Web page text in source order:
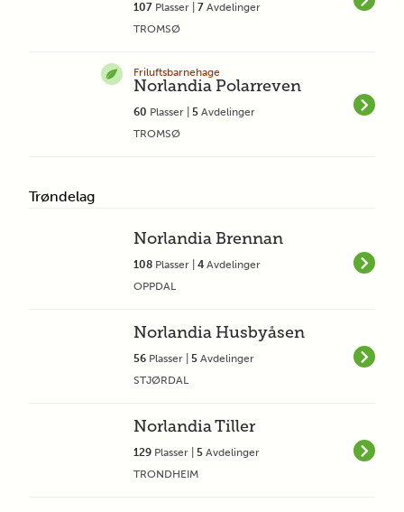
107 Plasser | 7 Avdelinger
TROMSØ
Friluftsbarnehage
Norlandia Polarreven
60 Plasser | 5 Avdelinger
TROMSØ
Trøndelag
Norlandia Brennan
108 Plasser | 4 Avdelinger
OPPDAL
Norlandia Husbyåsen
56 Plasser | 5 Avdelinger
STJØRDAL
Norlandia Tiller
129 Plasser | 5 Avdelinger
TRONDHEIM